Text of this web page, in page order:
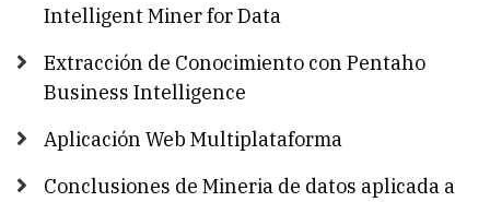
Intelligent Miner for Data
Extracción de Conocimiento con Pentaho
Business Intelligence
Aplicación Web Multiplataforma
Conclusiones de Mineria de datos aplicada a